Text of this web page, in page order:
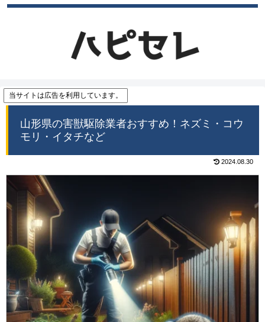
当サイトは広告を利用しています。
山形県の害獣駆除業者おすすめ！ネズミ・コウ
モリ・イタチなど
2024.08.30